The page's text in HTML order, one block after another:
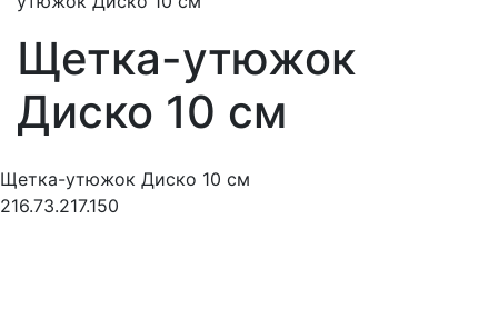
Щетка-утюжок
Диско 10 см
Щетка-утюжок Диско 10 см
216.73.217.150